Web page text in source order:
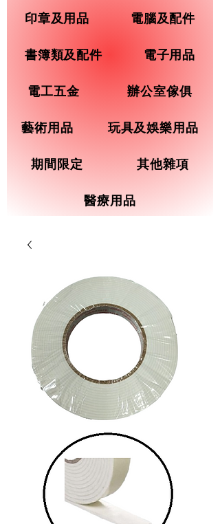
印章及用品 電腦及配件
書簿類及配件 電子用品
電工五金 辦公室傢俱
藝術用品 玩具及娛樂用品
期間限定 其他雜項
醫療用品